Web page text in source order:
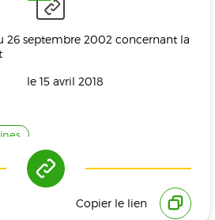
26 septembre 2002 concernant la
le 15 avril 2018
Copier le lien